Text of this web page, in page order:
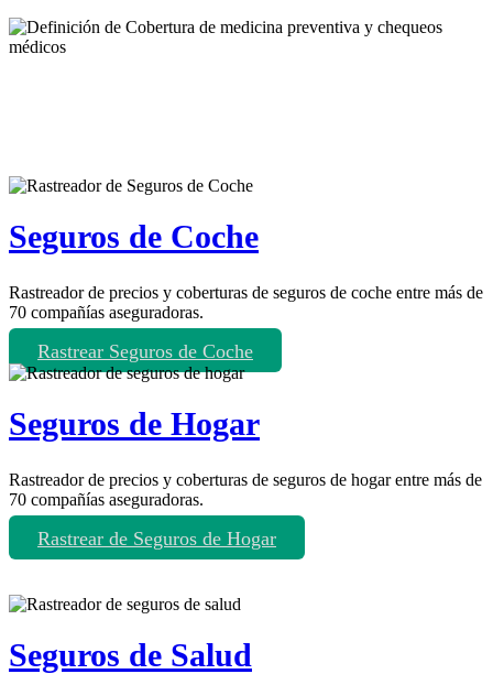
Seguros de Coche
Rastreador de precios y coberturas de seguros de coche entre más de
70 compañías aseguradoras.
Rastrear Seguros de Coche
Seguros de Hogar
Rastreador de precios y coberturas de seguros de hogar entre más de
70 compañías aseguradoras.
Rastrear de Seguros de Hogar
Seguros de Salud